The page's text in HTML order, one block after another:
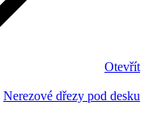
Otevřít
Nerezové dřezy pod desku